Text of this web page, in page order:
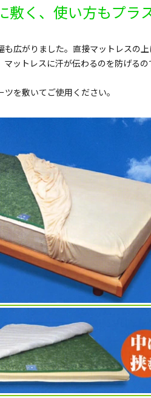
く、使い方もプラ
広がりました。直接マットレスの
ットレスに汗が伝わるのを防げる
を敷いてご使用ください。